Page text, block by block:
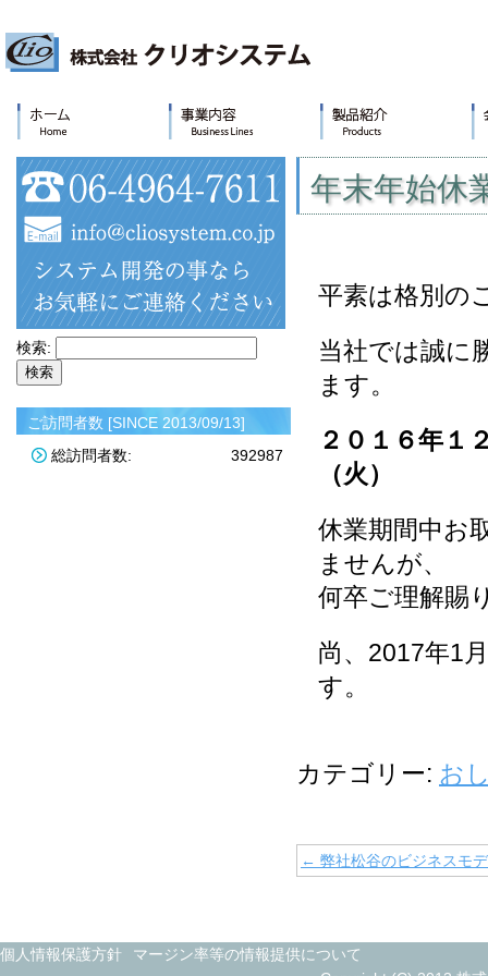
検索:
ご訪問者数 [SINCE 2013/09/13]
392987
総訪問者数:
年末年始休
平素は格別の
当社では誠に
ます。
２０１６年
（火）
休業期間中お
ませんが、
何卒ご理解賜
尚、2017年1
す。
カテゴリー: お
← 弊社松谷のビジネスモ
個人情報保護方針
マージン率等の情報提供について